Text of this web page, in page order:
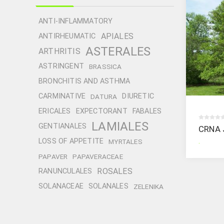
CRNA
.
ANTI-INFLAMMATORY
ANTIRHEUMATIC
APIALES
ARTHRITIS ASTERALES
ASTRINGENT BRASSICA
BRONCHITIS AND ASTHMA
CARMINATIVE
DATURA
DIURETIC
ERICALES
EXPECTORANT
FABALES
GENTIANALES
LAMIALES
LOSS OF APPETITE
MYRTALES
PAPAVER
PAPAVERACEAE
RANUNCULALES ROSALES
SOLANACEAE SOLANALES ZELENIKA